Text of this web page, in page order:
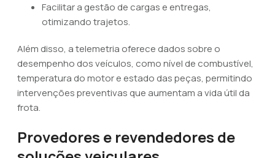
Facilitar a gestão de cargas e entregas,
otimizando trajetos.
Além disso, a telemetria oferece dados sobre o
desempenho dos veículos, como nível de combustível,
temperatura do motor e estado das peças, permitindo
intervenções preventivas que aumentam a vida útil da
frota.
Provedores e revendedores de